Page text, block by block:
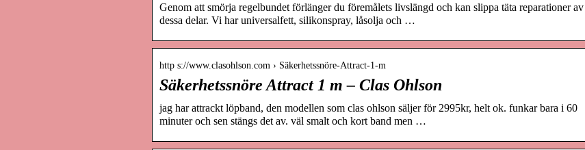
Genom att smörja regelbundet förlänger du föremålets livslängd och kan slippa täta reparationer av
dessa delar. Vi har universalfett, silikonspray, låsolja och …
http s://www.clasohlson.com › Säkerhetssnöre-Attract-1-m
Säkerhetssnöre Attract 1 m – Clas Ohlson
jag har attrackt löpband, den modellen som clas ohlson säljer för 2995kr, helt ok. funkar bara i 60
minuter och sen stängs det av. väl smalt och kort band men …